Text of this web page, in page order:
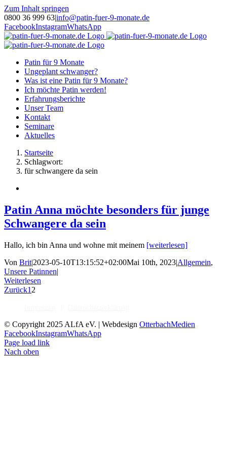
Zum Inhalt springen
0800 36 999 63|info@patin-fuer-9-monate.de
FacebookInstagramWhatsApp
Patin für 9 Monate
Ungeplant schwanger?
Was ist eine Patin für 9 Monate?
Ich möchte Patin werden!
Erfahrungsberichte
Unser Team
Kontakt
Seminare
Aktuelles
Startseite
Schlagwort:
für schwangere da sein
Patin Anna möchte besonders für junge
Schwangere da sein
Hallo, ich bin Anna und wohne mit meinem [weiterlesen]
Von Brit|2023-05-10T13:15:52+02:00Mai 10th, 2023|Allgemein,
Unsere Patinnen|
Weiterlesen
Zurück1 2
© Copyright 2025 ALfA eV. | Webdesign OtterbachMedien
FacebookInstagramWhatsApp
Page load link
Nach oben